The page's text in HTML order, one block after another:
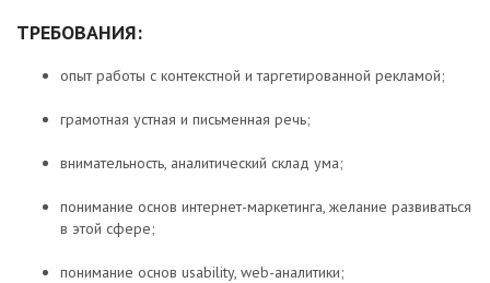
ТРЕБОВАНИЯ:
опыт работы с контекстной и таргетированной рекламой;
грамотная устная и письменная речь;
внимательность, аналитический склад ума;
понимание основ интернет-маркетинга, желание развиваться
в этой сфере;
понимание основ usability, web-аналитики;